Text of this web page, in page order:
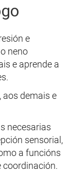
e
neno
e aprende a
aos demais e
necesarias
sensorial,
a funcións
coordinación.